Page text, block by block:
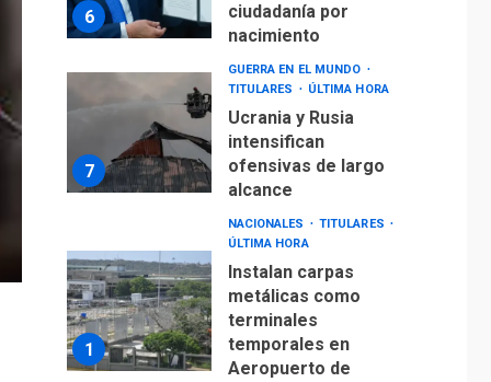
NACIONALES
TITULARES
ÚLTIMA HORA
Instalan carpas
metálicas como
terminales
temporales en
Aeropuerto de
Maiquetía
2
LATINOAMÉRICA Y CARIBE
TITULARES
ÚLTIMA HORA
De la Espriella
asumirá Presidencia
en ceremonia atípica
fuera de Bogotá
POLÍTICA
TITULARES